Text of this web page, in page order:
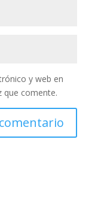
y web en
que comente.